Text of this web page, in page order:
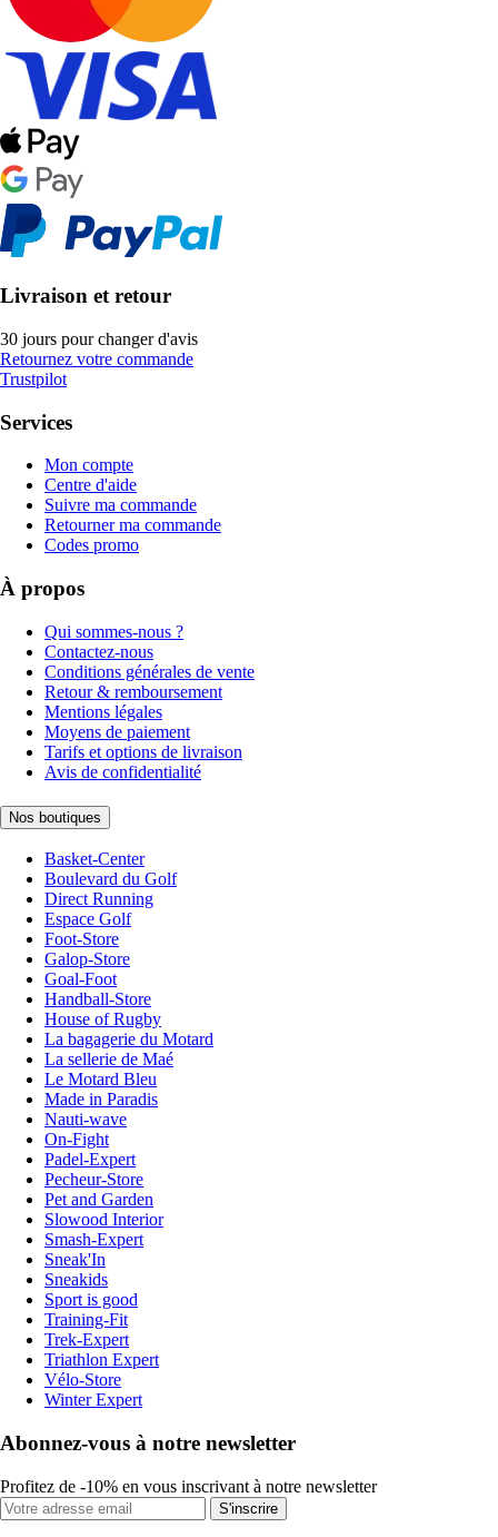
Livraison et retour
30 jours pour changer d'avis
Retournez votre commande
Trustpilot
Services
Mon compte
Centre d'aide
Suivre ma commande
Retourner ma commande
Codes promo
À propos
Qui sommes-nous ?
Contactez-nous
Conditions générales de vente
Retour & remboursement
Mentions légales
Moyens de paiement
Tarifs et options de livraison
Avis de confidentialité
Nos boutiques
Basket-Center
Boulevard du Golf
Direct Running
Espace Golf
Foot-Store
Galop-Store
Goal-Foot
Handball-Store
House of Rugby
La bagagerie du Motard
La sellerie de Maé
Le Motard Bleu
Made in Paradis
Nauti-wave
On-Fight
Padel-Expert
Pecheur-Store
Pet and Garden
Slowood Interior
Smash-Expert
Sneak'In
Sneakids
Sport is good
Training-Fit
Trek-Expert
Triathlon Expert
Vélo-Store
Winter Expert
Abonnez-vous à notre newsletter
Profitez de -10% en vous inscrivant à notre newsletter
S'inscrire